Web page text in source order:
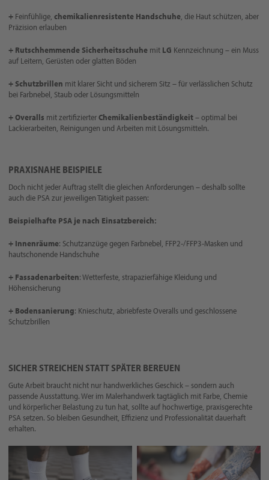
+ Feinfühlige, chemikalienresistente Handschuhe, die Haut schützen, aber
Präzision erlauben
+ Rutschhemmende Sicherheitsschuhe mit LG Kennzeichnung – ein Muss
auf Leitern, Gerüsten oder glatten Böden
+ Schutzbrillen mit klarer Sicht und sicherem Sitz – für verlässlichen Schutz
bei Farbnebel, Staub oder Lösungsmitteln
+Overalls mit zertifizierterChemikalienbeständigkeit– optimal bei
Lackierarbeiten, Reinigungen und Arbeiten mit Lösungsmitteln.
PRAXISNAHE BEISPIELE
Doch nicht jeder Auftrag stellt die gleichen Anforderungen – deshalb sollte
auch die PSA zur jeweiligen Tätigkeit passen:
Beispielhafte PSA je nach Einsatzbereich:
+ Innenräume: Schutzanzüge gegen Farbnebel, FFP2-/FFP3-Masken und
hautschonende Handschuhe
+ Fassadenarbeiten: Wetterfeste, strapazierfähige Kleidung und
Höhensicherung
+ Bodensanierung: Knieschutz, abriebfeste Overalls und geschlossene
Schutzbrillen
SICHER STREICHEN STATT SPÄTER BEREUEN
Gute Arbeit braucht nicht nur handwerkliches Geschick – sondern auch
passende Ausstattung. Wer im Malerhandwerk tagtäglich mit Farbe, Chemie
und körperlicher Belastung zu tun hat, sollte auf hochwertige, praxisgerechte
PSA setzen. So bleiben Gesundheit, Effizienz und Professionalität dauerhaft
erhalten.